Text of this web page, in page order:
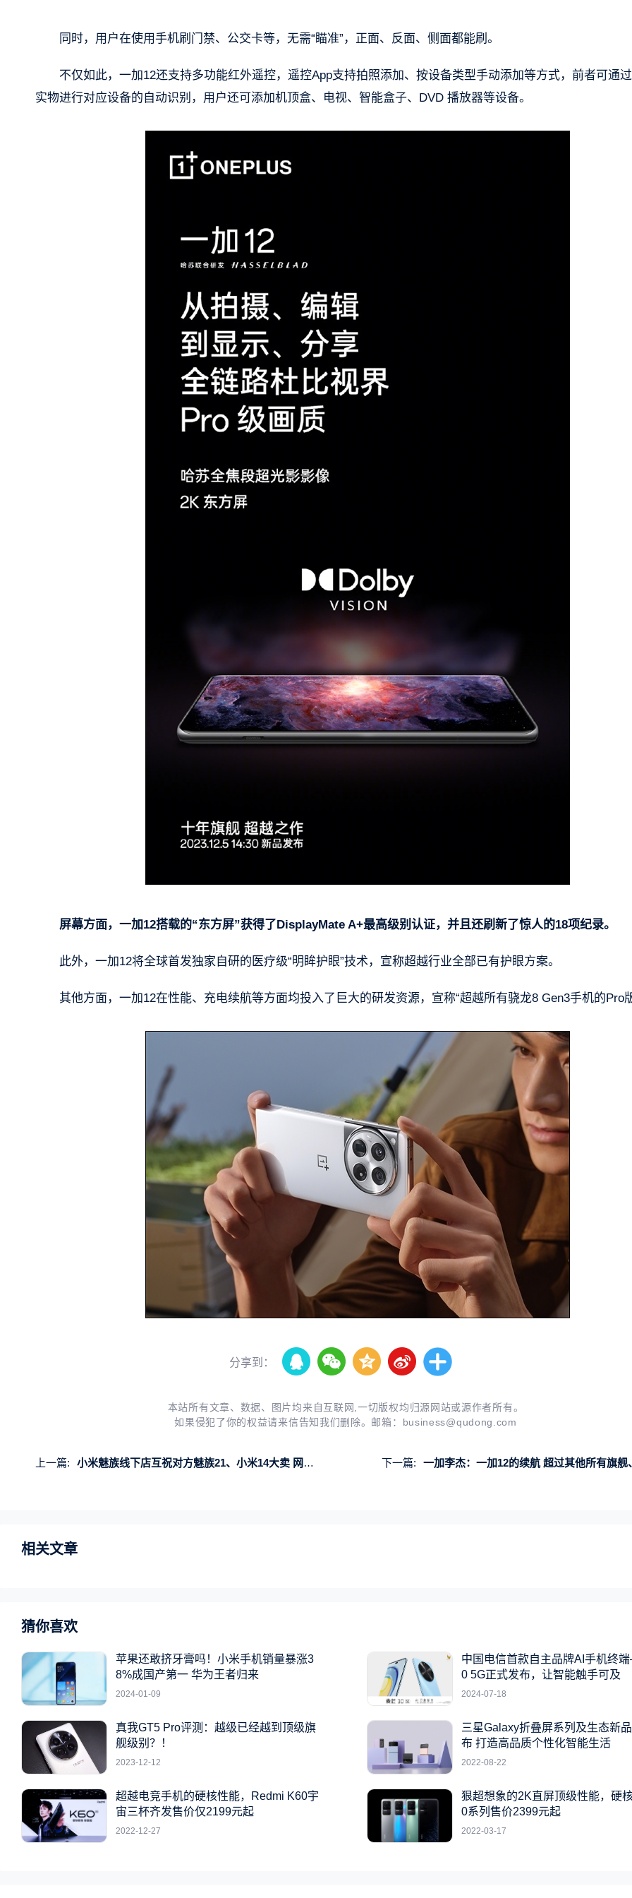
同时，用户在使用手机刷门禁、公交卡等，无需“瞄准”，正面、反面、侧面都能刷。
不仅如此，一加12还支持多功能红外遥控，遥控App支持拍照添加、按设备类型手动添加等方式，前者可通
实物进行对应设备的自动识别，用户还可添加机顶盒、电视、智能盒子、DVD 播放器等设备。
屏幕方面，一加12搭载的“东方屏”获得了DisplayMate A+最高级别认证，并且还刷新了惊人的18项纪录。
此外，一加12将全球首发独家自研的医疗级“明眸护眼”技术，宣称超越行业全部已有护眼方案。
其他方面，一加12在性能、充电续航等方面均投入了巨大的研发资源，宣称“超越所有骁龙8 Gen3手机的Pro
分享到：
本站所有文章、数据、图片均来自互联网,一切版权均归源网站或源作者所有。
如果侵犯了你的权益请来信告知我们删除。邮箱： business@qudong.com
上一篇: 小米魅族线下店互祝对方魅族21、小米14大卖 网友：格局打开 下一篇: 一加李杰：一加12的续航 超过其他所有旗舰
相关文章
猜你喜欢
苹果还敢挤牙膏吗！小米手机销量暴涨3
8%成国产第一 华为王者归来
2024-01-09
中国电信首款自主品牌AI手机终
0 5G正式发布，让智能触手可及
2024-07-18
真我GT5 Pro评测：越级已经越到顶级旗
舰级别？！
2023-12-12
三星Galaxy折叠屏系列及生态新
布 打造高品质个性化智能生活
2022-08-22
超越电竞手机的硬核性能，Redmi K60宇
宙三杯齐发售价仅2199元起
2022-12-27
狠超想象的2K直屏顶级性能，硬
0系列售价2399元起
2022-03-17